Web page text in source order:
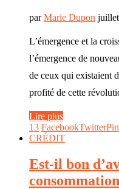
parMarie Dupon
L’émergence et la
l’émergence de
de ceux qui existaient
profité de cette
Lire plus
13 FacebookTwitter
CRÉDIT
Est-il bon